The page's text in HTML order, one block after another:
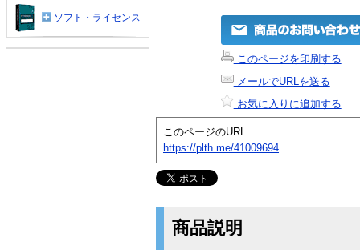
このページを印刷する
メールでURLを送る
お気に入りに追加する
このページのURL
https://plth.me/41009694
商品説明
ソフト・ライセンス